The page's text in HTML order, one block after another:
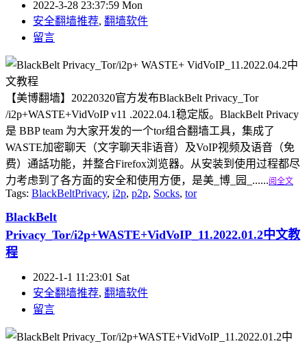
2022-3-28 23:37:59 Mon
安全翻墙推荐, 翻墙软件
留言
【美博翻墙】20220320官方发布BlackBelt Privacy_Tor
/i2p+WASTE+VidVoIP v11 .2022.04.1稳定版。BlackBelt Privacy
是 BBP team 为大家开发的一个tor组合翻墙工具，集成了
WASTE加密聊天（文字聊天非语音）及VoIP视频及语音（免
费）通話功能，并整合Firefox浏览器。从安装到使用过程都尽
力考虑到了各方面的安全和使用方便，是美_博_园_......阅全文
Tags: BlackBeltPrivacy, i2p, p2p, Socks, tor
BlackBelt
Privacy_Tor/i2p+WASTE+VidVoIP_11.2022.01.2中文教
程
2022-1-1 11:23:01 Sat
安全翻墙推荐, 翻墙软件
留言